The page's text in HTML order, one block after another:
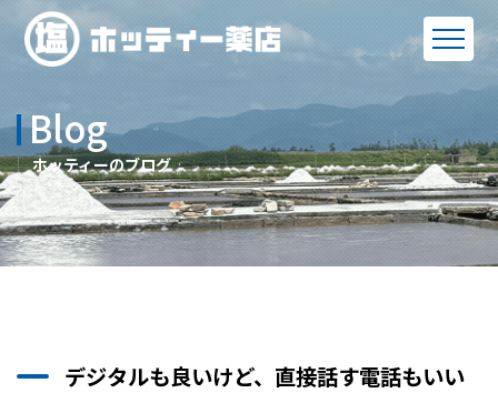
Blog
ホッティーのブログ
デジタルも良いけど、直接話す電話もいい